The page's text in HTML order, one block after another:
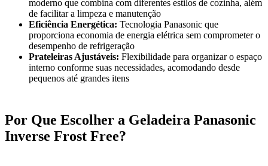
moderno que combina com diferentes estilos de cozinha, além
de facilitar a limpeza e manutenção
Eficiência Energética: Tecnologia Panasonic que
proporciona economia de energia elétrica sem comprometer o
desempenho de refrigeração
Prateleiras Ajustáveis: Flexibilidade para organizar o espaço
interno conforme suas necessidades, acomodando desde
pequenos até grandes itens
Por Que Escolher a Geladeira Panasonic
Inverse Frost Free?